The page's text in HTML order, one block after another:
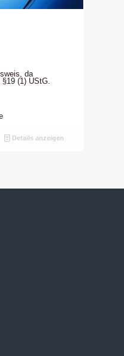
da
§19 (1) UStG.
Details anzeigen